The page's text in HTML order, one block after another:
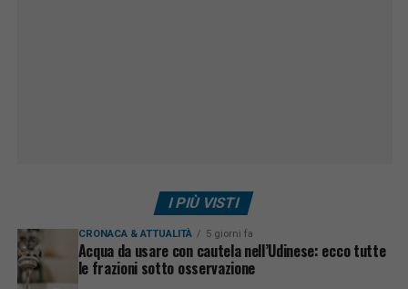
I PIÙ VISTI
CRONACA & ATTUALITÀ 5 giorni fa
Acqua da usare con cautela nell’Udinese: ecco tutte
le frazioni sotto osservazione